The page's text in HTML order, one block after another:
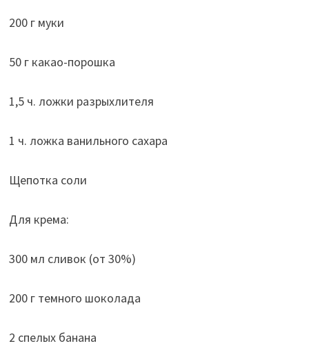
200 г муки
50 г какао-порошка
1,5 ч. ложки разрыхлителя
1 ч. ложка ванильного сахара
Щепотка соли
Для крема:
300 мл сливок (от 30%)
200 г темного шоколада
2 спелых банана